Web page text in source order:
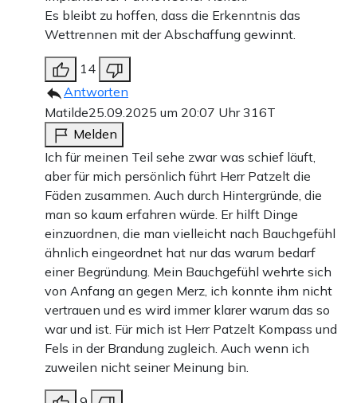
Es bleibt zu hoffen, dass die Erkenntnis das
Wettrennen mit der Abschaffung gewinnt.
14
Antworten
Matilde25.09.2025 um 20:07 Uhr316T
Melden
Ich für meinen Teil sehe zwar was schief läuft,
aber für mich persönlich führt Herr Patzelt die
Fäden zusammen. Auch durch Hintergründe, die
man so kaum erfahren würde. Er hilft Dinge
einzuordnen, die man vielleicht nach Bauchgefühl
ähnlich eingeordnet hat nur das warum bedarf
einer Begründung. Mein Bauchgefühl wehrte sich
von Anfang an gegen Merz, ich konnte ihm nicht
vertrauen und es wird immer klarer warum das so
war und ist. Für mich ist Herr Patzelt Kompass und
Fels in der Brandung zugleich. Auch wenn ich
zuweilen nicht seiner Meinung bin.